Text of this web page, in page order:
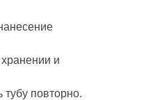
и
тубу повторно.